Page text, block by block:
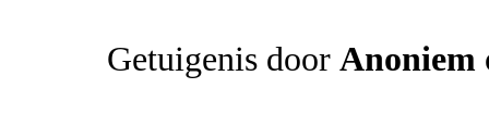
Getuigenis door Anoniem